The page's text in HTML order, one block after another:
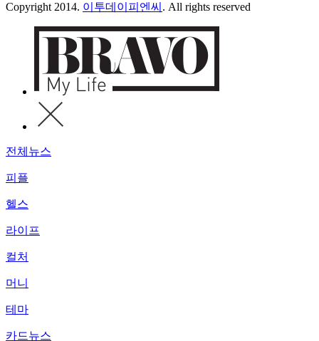
Copyright 2014. 이투데이피엔씨 . All rights reserved
전체뉴스
피플
헬스
라이프
컬처
머니
테마
카드뉴스